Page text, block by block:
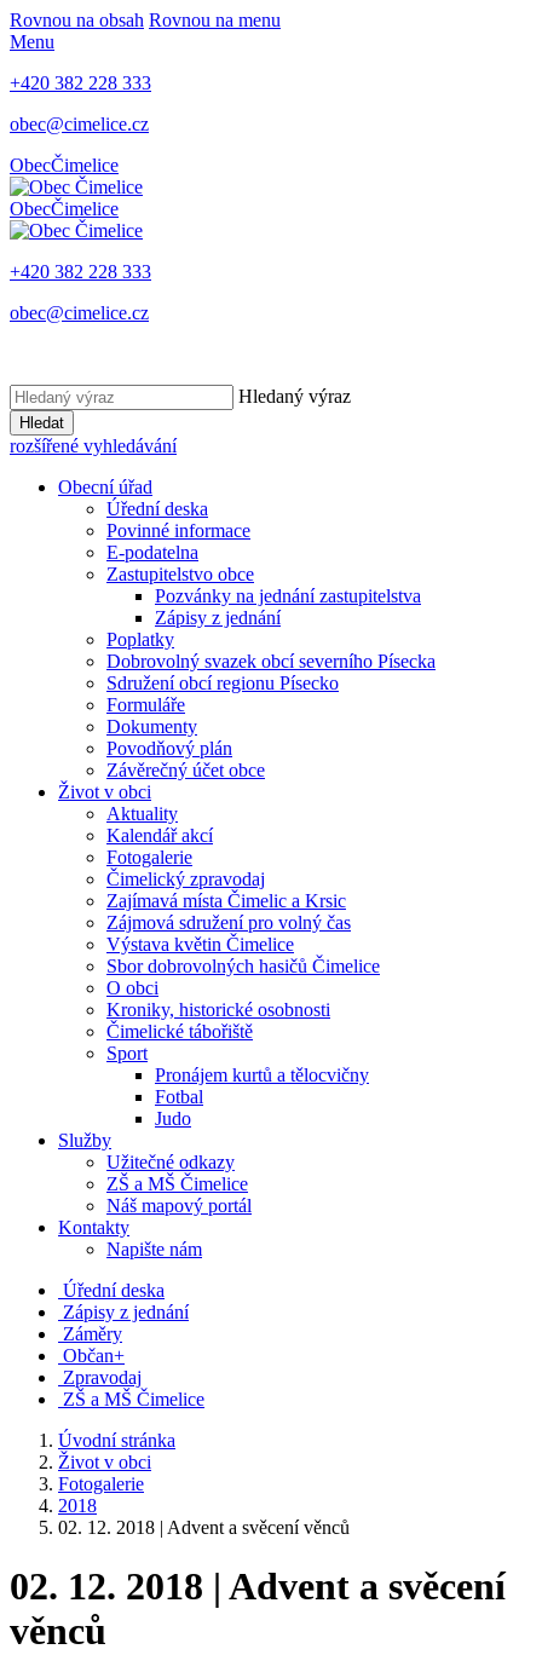
Rovnou na obsah Rovnou na menu
Menu
+420 382 228 333
obec@cimelice.cz
ObecČimelice
ObecČimelice
+420 382 228 333
obec@cimelice.cz
Hledaný výraz
Hledat
rozšířené vyhledávání
Obecní úřad
Úřední deska
Povinné informace
E-podatelna
Zastupitelstvo obce
Pozvánky na jednání zastupitelstva
Zápisy z jednání
Poplatky
Dobrovolný svazek obcí severního Písecka
Sdružení obcí regionu Písecko
Formuláře
Dokumenty
Povodňový plán
Závěrečný účet obce
Život v obci
Aktuality
Kalendář akcí
Fotogalerie
Čimelický zpravodaj
Zajímavá místa Čimelic a Krsic
Zájmová sdružení pro volný čas
Výstava květin Čimelice
Sbor dobrovolných hasičů Čimelice
O obci
Kroniky, historické osobnosti
Čimelické tábořiště
Sport
Pronájem kurtů a tělocvičny
Fotbal
Judo
Služby
Užitečné odkazy
ZŠ a MŠ Čimelice
Náš mapový portál
Kontakty
Napište nám
Úřední deska
Zápisy z jednání
Záměry
Občan+
Zpravodaj
ZŠ a MŠ Čimelice
Úvodní stránka
Život v obci
Fotogalerie
2018
02. 12. 2018 | Advent a svěcení věnců
02. 12. 2018 | Advent a svěcení
věnců